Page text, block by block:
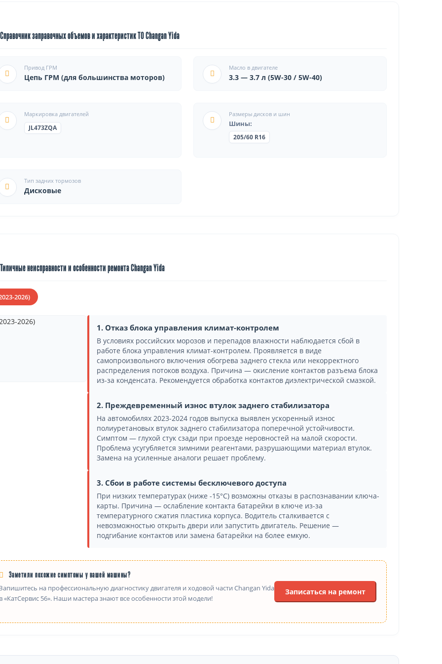
заправочных объемов и характеристик ТО Changan Yida
Привод ГРМ
Цепь ГРМ (для большинства моторов)
Масло в двигателе
3.3 — 3.7 л (5W-30 / 5W-40)
Маркировка двигателей
JL473ZQA
Размеры дисков и шин
Шины:
205/60 R16
Тип задних тормозов
Дисковые
неисправности и особенности ремонта Changan Yida
2026)
1. Отказ блока управления климат-контролем
В условиях российских морозов и перепадов влажности наблюдается сбой в
работе блока управления климат-контролем. Проявляется в виде
самопроизвольного включения обогрева заднего стекла или некорректного
распределения потоков воздуха. Причина — окисление контактов разъема блока
из-за конденсата. Рекомендуется обработка контактов диэлектрической смазкой.
2. Преждевременный износ втулок заднего стабилизатора
На автомобилях 2023-2024 годов выпуска выявлен ускоренный износ
полиуретановых втулок заднего стабилизатора поперечной устойчивости.
Симптом — глухой стук сзади при проезде неровностей на малой скорости.
Проблема усугубляется зимними реагентами, разрушающими материал втулок.
Замена на усиленные аналоги решает проблему.
3. Сбои в работе системы бесключевого доступа
При низких температурах (ниже -15°C) возможны отказы в распознавании ключа-
карты. Причина — ослабление контакта батарейки в ключе из-за
температурного сжатия пластика корпуса. Водитель сталкивается с
невозможностью открыть двери или запустить двигатель. Решение —
подгибание контактов или замена батарейки на более емкую.
Заметили похожие симптомы у вашей машины?
на профессиональную диагностику двигателя и ходовой части Changan Yida
«КатСервис 56». Наши мастера знают все особенности этой модели!
Записаться на ремонт